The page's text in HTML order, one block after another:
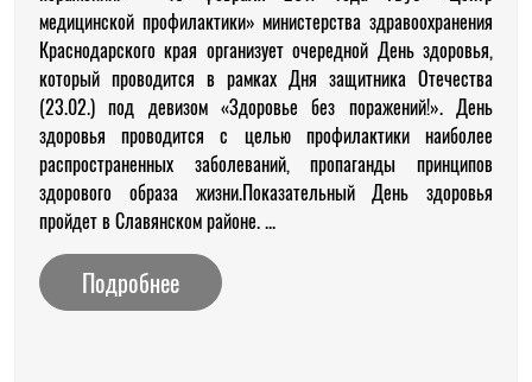
медицинской профилактики» министерства здравоохранения
Краснодарского края организует очередной День здоровья,
который проводится в рамках Дня защитника Отечества
(23.02.) под девизом «Здоровье без поражений!». День
здоровья проводится с целью профилактики наиболее
распространенных заболеваний, пропаганды принципов
здорового образа жизни.Показательный День здоровья
пройдет в Славянском районе. ...
Подробнее